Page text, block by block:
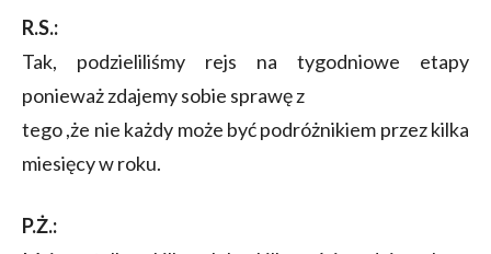
R.S.:
Tak, podzieliliśmy rejs na tygodniowe etapy
ponieważ zdajemy sobie sprawę z
tego ,że nie każdy może być podróżnikiem przez kilka
miesięcy w roku.
P.Ż.: